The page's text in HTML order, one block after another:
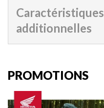
Caractéristiques
additionnelles
PROMOTIONS